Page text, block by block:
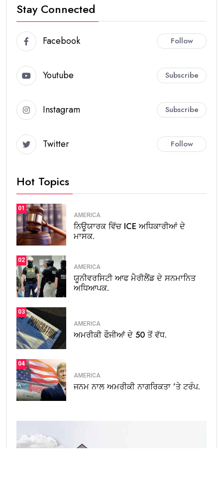
Stay Connected
Facebook Follow
Youtube Subscribe
Instagram Subscribe
Twitter Follow
Hot Topics
01
AMERICA
ਨਿਊਯਾਰਕ ਵਿੱਚ ICE ਅਧਿਕਾਰੀਆਂ ਦੇ
ਮਾਸਕ.
02
AMERICA
ਯੂਨੀਵਰਸਿਟੀ ਆਫ ਮੈਰੀਲੈਂਡ ਦੇ ਸਨਮਾਨਿਤ
ਅਧਿਆਪਕ.
03
AMERICA
ਅਮਰੀਕੀ ਫੌਜੀਆਂ ਦੇ 50 ਤੋਂ ਵੱਧ.
04
AMERICA
ਜਨਮ ਨਾਲ ਅਮਰੀਕੀ ਨਾਗਰਿਕਤਾ ’ਤੇ ਟਰੰਪ.